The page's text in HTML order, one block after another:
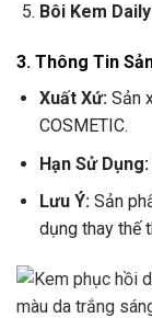
Bôi Kem
3. Thông Tin
Xuất Xứ:Sản
COSMETIC.
Hạn Sử Dụng:
Lưu Ý:Sản
dụng thay thế